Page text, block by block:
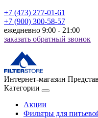
+7 (473) 277-01-61
+7 (900) 300-58-57
ежедневно 9:00 - 21:00
заказать обратный звонок
Интернет-магазин
Категории
Акции
Фильтры для